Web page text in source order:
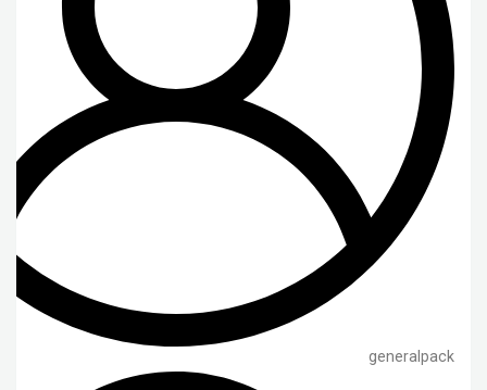
generalpack